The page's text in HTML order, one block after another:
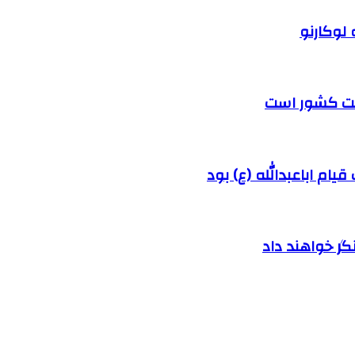
کشور است
اباعبدالله (ع) بود
خواهند داد